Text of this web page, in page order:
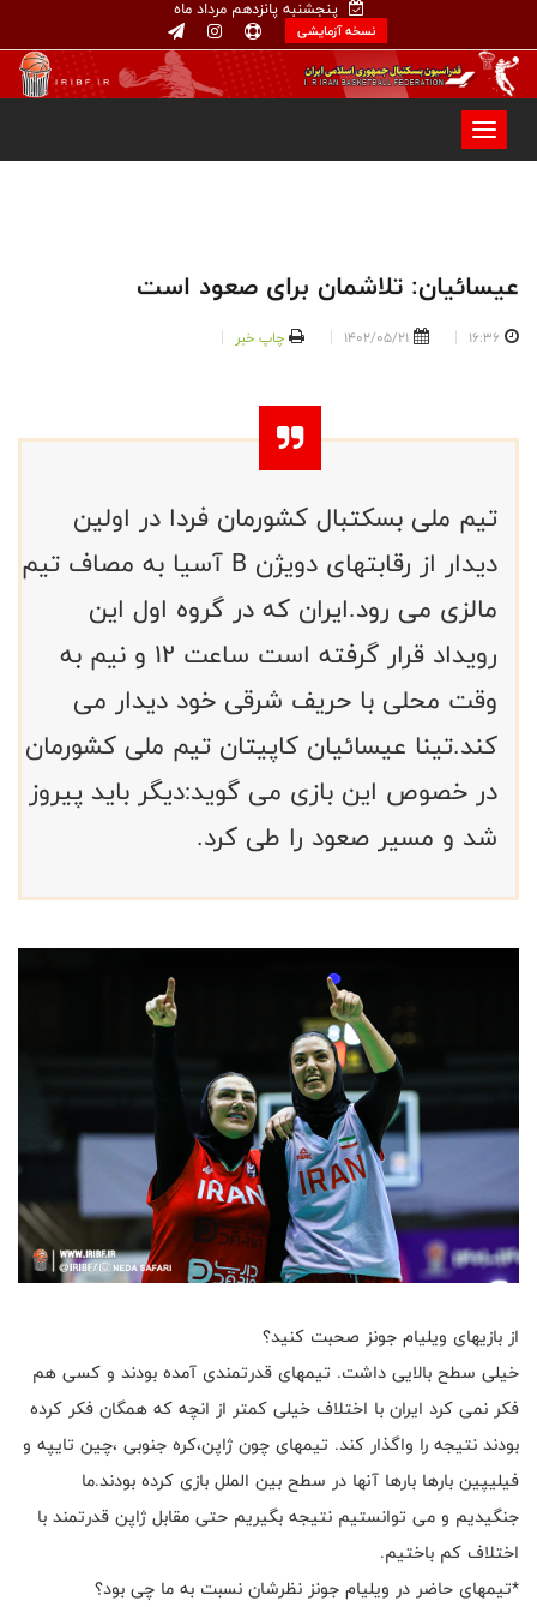
پنجشنبه پانزدهم مرداد ماه
نسخه آزمایشی
عیسائیان: تلاشمان برای صعود است
16:36
1402/05/21 چاپ خبر
تیم ملی بسکتبال کشورمان فردا در اولین
دیدار از رقابتهای دویژن B آسیا به مصاف تیم
مالزی می رود.ایران که در گروه اول این
رویداد قرار گرفته است ساعت 12 و نیم به
وقت محلی با حریف شرقی خود دیدار می
کند.تینا عیسائیان کاپیتان تیم ملی کشورمان
در خصوص این بازی می گوید:دیگر باید پیروز
شد و مسیر صعود را طی کرد.
از بازیهای ویلیام جونز صحبت کنید؟
خیلی سطح بالایی داشت. تیمهای قدرتمندی آمده بودند و کسی هم
فکر نمی کرد ایران با اختلاف خیلی کمتر از انچه که همگان فکر کرده
بودند نتیجه را واگذار کند. تیمهای چون ژاپن،کره جنوبی ،چین تایپه و
فیلیپین بارها بارها آنها در سطح بین الملل بازی کرده بودند.ما
جنگیدیم و می توانستیم نتیجه بگیریم حتی مقابل ژاپن قدرتمند با
اختلاف کم باختیم.
*تیمهای حاضر در ویلیام جونز نظرشان نسبت به ما چی بود؟